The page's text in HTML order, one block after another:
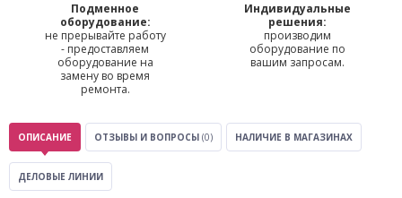
Подменное
оборудование:
не прерывайте работу
- предоставляем
оборудование на
замену во время
ремонта.
Индивидуальные
решения:
производим
оборудование по
вашим запросам.
ОПИСАНИЕ ОТЗЫВЫ И ВОПРОСЫ (0) НАЛИЧИЕ В МАГАЗИНАХ
ДЕЛОВЫЕ ЛИНИИ